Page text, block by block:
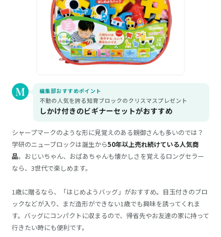
編集部おすすめポイント
不動の人気を誇る知育ブロックのクリスマスプレゼント
しかけ付きのビギナーセットがおすすめ
シャープマークのような形に見覚えのある親御さんも多いのでは？
学研のニューブロックは誕生から50年以上売れ続けている人気商
品。おじいちゃん、おばあちゃんも懐かしさを覚えるロングセラー
なら、3世代で楽しめます。
1歳に贈るなら、「はじめようバッグ」がおすすめ。目玉付きのブロ
ックなどが入り、まだ造形ができない1歳でも興味を誘ってくれま
す。バッグにコンパクトに収まるので、帰省先やお友達の家に持って
行きたい時にも便利です。